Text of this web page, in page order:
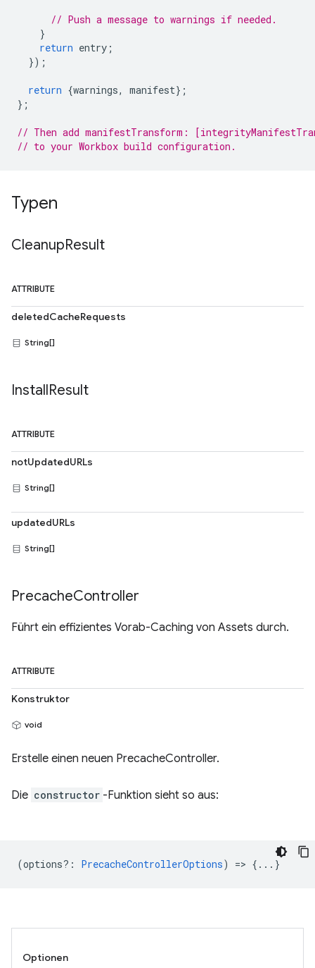
// Push a message to warnings if needed.
}
return entry ;
});
return {warnings, manifest};
};
// Then add manifestTransform:
// to your Workbox build configuration.
Typen
CleanupResult
ATTRIBUTE
deletedCacheRequests
String[]
InstallResult
ATTRIBUTE
notUpdatedURLs
String[]
updatedURLs
String[]
PrecacheController
Führt ein effizientes Vorab-Caching von Assets durch.
ATTRIBUTE
Konstruktor
void
Erstelle einen neuen PrecacheController.
Die constructor -Funktion sieht so aus:
(options? : PrecacheControllerOptions) => {...}
Optionen